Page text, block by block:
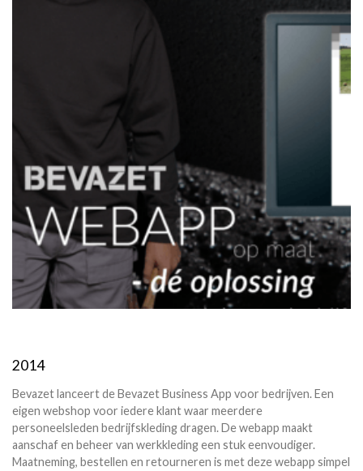
2014
Bevazet lanceert de Bevazet Business App voor bedrijven. Een
eigen webshop voor iedere klant waar meerdere
personeelsleden bedrijfskleding dragen. De webapp maakt
aanschaf en beheer van werkkleding een stuk eenvoudiger.
Maatneming, bestellen en retourneren is met deze webapp simpel